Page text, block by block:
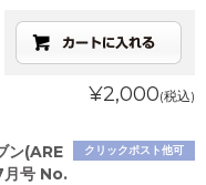
¥2,000(税込)
クリックポスト他可
ン(ARE
号 No.